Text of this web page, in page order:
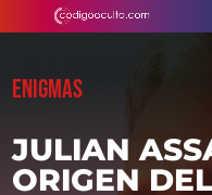
ENIGMAS
JULIAN
ORIGEN